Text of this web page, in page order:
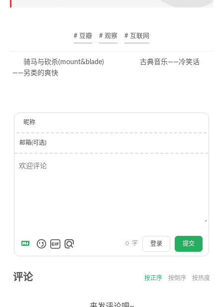
# 豆瓣 # 观察 # 互联网
骑马与砍杀(mount&blade)
——另类的爽快
古典音乐——冷笑话
昵称
邮箱(可选)
0 字 登录 提交
评论 按正序 按倒序 按热度